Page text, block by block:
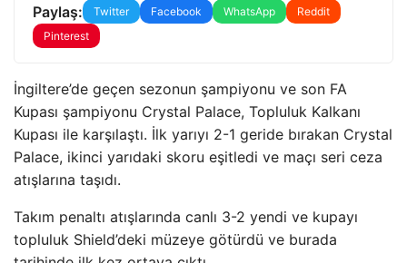
Paylaş: Twitter Facebook WhatsApp
Reddit
Pinterest
İngiltere’de geçen sezonun şampiyonu ve son FA
Kupası şampiyonu Crystal Palace, Topluluk Kalkanı
Kupası ile karşılaştı. İlk yarıyı 2-1 geride bırakan Crystal
Palace, ikinci yarıdaki skoru eşitledi ve maçı seri ceza
atışlarına taşıdı.
Takım penaltı atışlarında canlı 3-2 yendi ve kupayı
topluluk Shield’deki müzeye götürdü ve burada